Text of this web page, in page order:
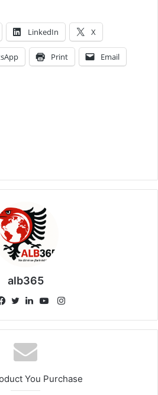
LinkedIn X
Print Email
alb365
Instagram
You Purchase